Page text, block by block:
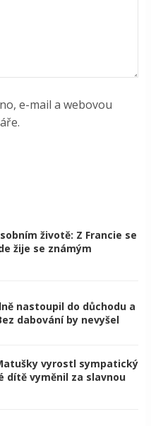
e-mail a webovou
životě: Z Francie se
žije se známým
nastoupil do důchodu a
dabování by nevyšel
vyrostl sympatický
dítě vyměnil za slavnou